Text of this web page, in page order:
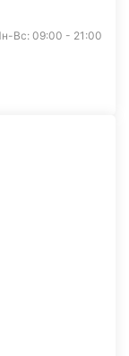
Вс: 09:00 - 21:00